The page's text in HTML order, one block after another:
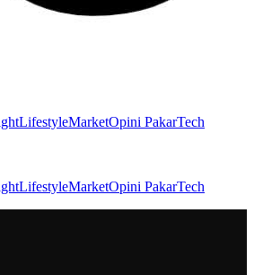
LifestyleMarketOpini PakarTech
LifestyleMarketOpini PakarTech